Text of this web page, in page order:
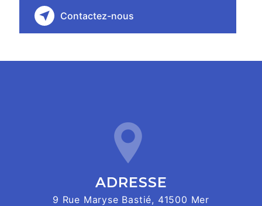
Contactez-nous
ADRESSE
9 Rue Maryse Bastié, 41500 Mer